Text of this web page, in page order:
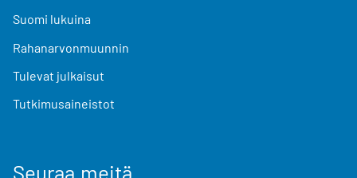
Suomi lukuina
Rahanarvonmuunnin
Tulevat julkaisut
Tutkimusaineistot
Seuraa meitä